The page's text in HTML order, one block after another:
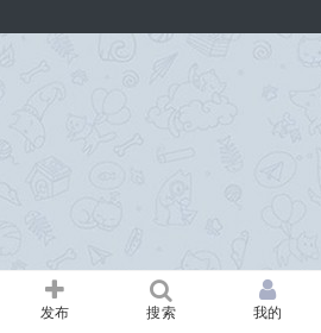
发布 搜索 我的